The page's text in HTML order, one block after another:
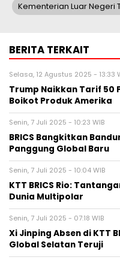
Kementerian Luar Negeri
BERITA TERKAIT
Selasa, 12 Agustus 2025 - 13:33
Trump Naikkan Tarif 50
Boikot Produk Amerika
Senin, 7 Juli 2025 - 10:23 WIB
BRICS Bangkitkan
Panggung Global Baru
Senin, 7 Juli 2025 - 10:04 WIB
KTT BRICS Rio:
Dunia Multipolar
Senin, 7 Juli 2025 - 07:18 WIB
Xi Jinping Absen di KTT
Global Selatan Teruji